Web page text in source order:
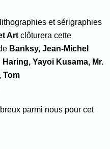
et sérigraphies
Art clôturera cette
Banksy, Jean-Michel
Yayoi Kusama, Mr.
Tom
parmi nous pour cet